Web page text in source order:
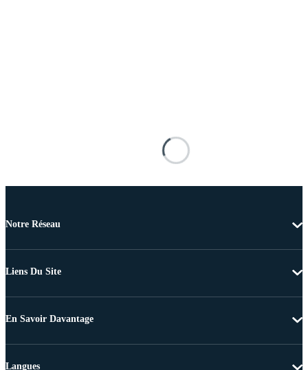
Notre Réseau
Liens Du Site
En Savoir Davantage
Langues